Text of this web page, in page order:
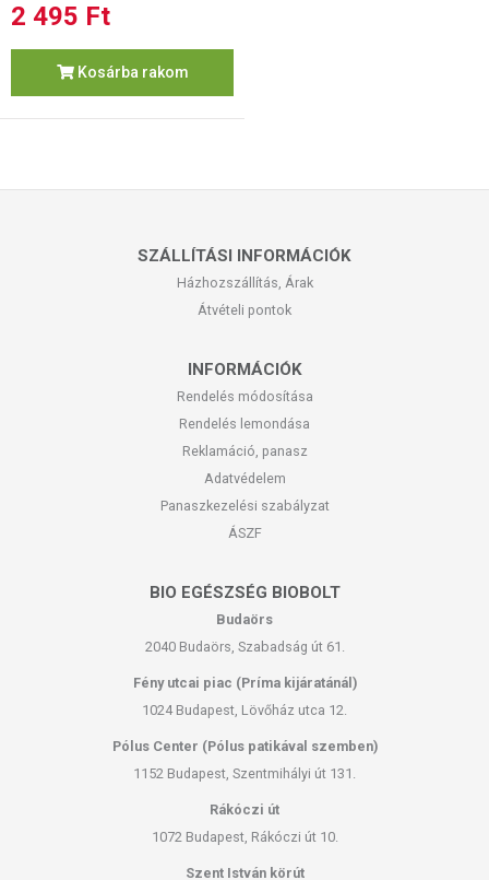
2 495 Ft
Kosárba rakom
SZÁLLÍTÁSI INFORMÁCIÓK
Házhozszállítás, Árak
Átvételi pontok
INFORMÁCIÓK
Rendelés módosítása
Rendelés lemondása
Reklamáció, panasz
Adatvédelem
Panaszkezelési szabályzat
ÁSZF
BIO EGÉSZSÉG BIOBOLT
Budaörs
2040 Budaörs, Szabadság út 61.
Fény utcai piac (Príma kijáratánál)
1024 Budapest, Lövőház utca 12.
Pólus Center (Pólus patikával szemben)
1152 Budapest, Szentmihályi út 131.
Rákóczi út
1072 Budapest, Rákóczi út 10.
Szent István körút